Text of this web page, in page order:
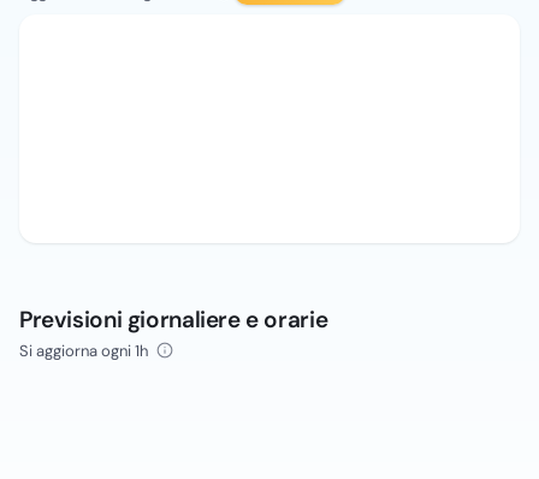
Previsioni giornaliere e orarie
Si aggiorna ogni 1h